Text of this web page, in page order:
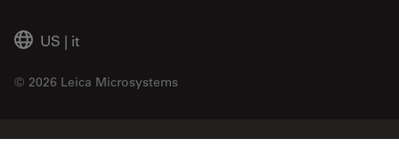
US | it
© 2026 Leica Microsystems